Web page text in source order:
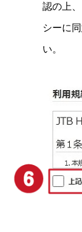
認の上
シーに
い。